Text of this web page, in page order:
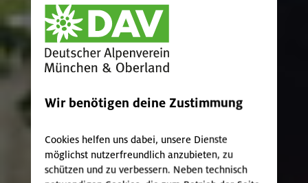
Wir benötigen deine Zustimmung
Cookies helfen uns dabei, unsere Dienste
möglichst nutzerfreundlich anzubieten, zu
schützen und zu verbessern. Neben technisch